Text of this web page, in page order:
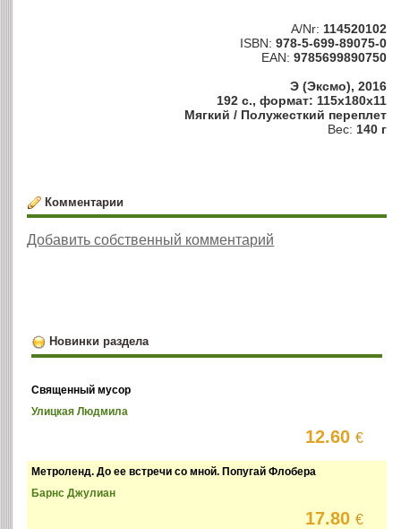
A/Nr: 114520102
ISBN: 978-5-699-89075-0
EAN: 9785699890750
Э (Эксмо), 2016
192 с., формат: 115x180x11
Мягкий / Полужесткий переплет
Вес: 140 г
Комментарии
Добавить собственный комментарий
Новинки раздела
Священный мусор
Улицкая Людмила
12.60€
Метроленд. До ее встречи со мной. Попугай Флобера
Барнс Джулиан
17.80€